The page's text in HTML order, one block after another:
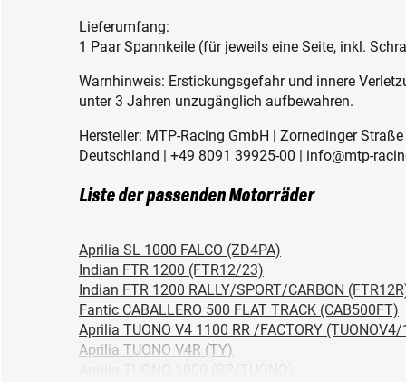
Lieferumfang:
1 Paar Spannkeile (für jeweils eine Seite, inkl.
Warnhinweis: Erstickungsgefahr und innere
unter 3 Jahren unzugänglich aufbewahren.
Hersteller: MTP-Racing GmbH | Zornedinger
Deutschland | +49 8091 39925-00 | info@mtp-
Liste der passenden Motorräder
Aprilia SL 1000 FALCO (ZD4PA)
Indian FTR 1200 (FTR12/23)
Indian FTR 1200 RALLY/SPORT/CARBON
Fantic CABALLERO 500 FLAT TRACK (CAB500FT)
Aprilia TUONO V4 1100 RR /FACTORY
Aprilia TUONO V4R (TY)